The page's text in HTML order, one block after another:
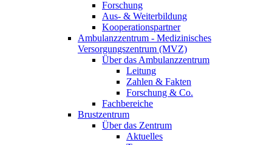
Forschung
Aus- & Weiterbildung
Kooperationspartner
Ambulanzzentrum - Medizinisches
Versorgungszentrum (MVZ)
Über das Ambulanzzentrum
Leitung
Zahlen & Fakten
Forschung & Co.
Fachbereiche
Brustzentrum
Über das Zentrum
Aktuelles